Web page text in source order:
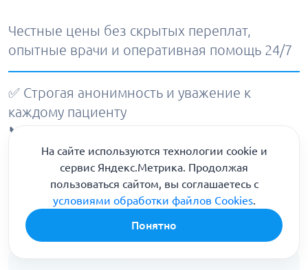
Честные цены без скрытых переплат,
опытные врачи и оперативная помощь 24/7
✅ Строгая анонимность и уважение к
каждому пациенту
📞
🚑 Круглосуточный выезд бригады в Уфе
На сайте используются технологии cookie и
сервис Яндекс.Метрика. Продолжая
пользоваться сайтом, вы соглашаетесь с
условиями обработки файлов Cookies.
Понятно